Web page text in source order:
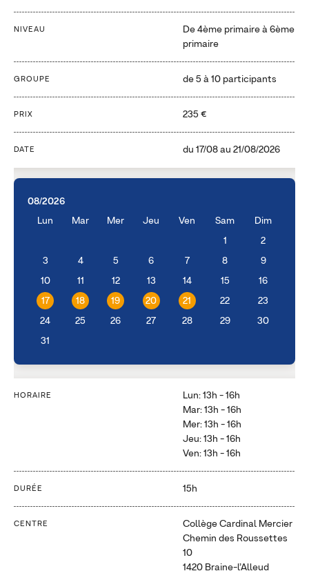
NIVEAU
De 4ème primaire à 6ème
primaire
GROUPE de 5 à 10 participants
PRIX 235 €
DATE du 17/08au 21/08/2026
08/2026
Lun
Mar Mer Jeu Ven Sam Dim
1 2
3 4 5 6 7 8 9
10 11 12 13 14 15 16
17 18 19 20 21 22 23
24 25 26 27 28 29 30
31
HORAIRE
Lun: 13h - 16h
Mar: 13h - 16h
Mer: 13h - 16h
Jeu: 13h - 16h
Ven: 13h - 16h
DURÉE 15h
CENTRE
Collège Cardinal Mercier
Chemin des Roussettes
10
1420 Braine-l’Alleud